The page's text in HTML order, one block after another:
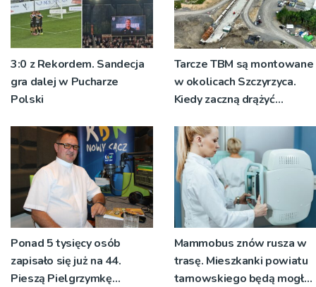
3:0 z Rekordem. Sandecja
gra dalej w Pucharze
Polski
Tarcze TBM są montowane
w okolicach Szczyrzyca.
Kiedy zaczną drążyć
Ponad 5 tysięcy osób
zapisało się już na 44.
Pieszą Pielgrzymkę
Mammobus znów rusza w
trasę. Mieszkanki powiatu
tarnowskiego będą mogły